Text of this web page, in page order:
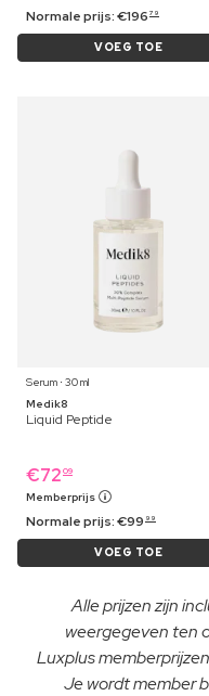
Normale prijs:€196 79
VOEG TOE
Serum ⋅ 30 ml
Medik8
Liquid Peptide
€72 09
Memberprijs
Normale prijs:€99 99
VOEG TOE
Alle prijzen zijn
weergegeven ten
Luxplus
Je wordt member